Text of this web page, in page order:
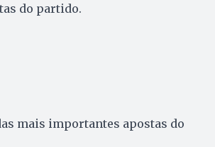
do partido.
mais importantes apostas do